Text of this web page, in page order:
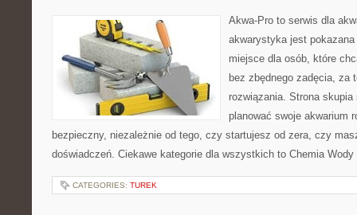
Akwa-Pro to serwis dla
akwarystyka jest
miejsce dla osób, które
bez zbędnego zadęcia, za
rozwiązania. Strona
planować swoje akwarium
bezpieczny, niezależnie od tego, czy startujesz od zera, czy
doświadczeń. Ciekawe kategorie dla wszystkich to Chemia
CATEGORIES: TUREK